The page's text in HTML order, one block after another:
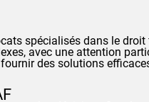
spécialisés dans le
avec une attention
des solutions